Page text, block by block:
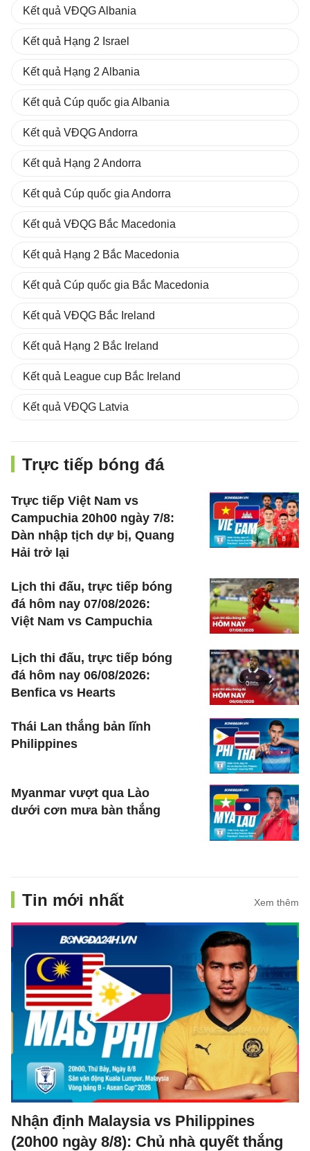
Kết quả VĐQG Albania
Kết quả Hạng 2 Israel
Kết quả Hạng 2 Albania
Kết quả Cúp quốc gia Albania
Kết quả VĐQG Andorra
Kết quả Hạng 2 Andorra
Kết quả Cúp quốc gia Andorra
Kết quả VĐQG Bắc Macedonia
Kết quả Hạng 2 Bắc Macedonia
Kết quả Cúp quốc gia Bắc Macedonia
Kết quả VĐQG Bắc Ireland
Kết quả Hạng 2 Bắc Ireland
Kết quả League cup Bắc Ireland
Kết quả VĐQG Latvia
Trực tiếp bóng đá
Trực tiếp Việt Nam vs
Campuchia 20h00 ngày 7/8:
Dàn nhập tịch dự bị, Quang
Hải trở lại
Lịch thi đấu, trực tiếp bóng
đá hôm nay 07/08/2026:
Việt Nam vs Campuchia
Lịch thi đấu, trực tiếp bóng
đá hôm nay 06/08/2026:
Benfica vs Hearts
Thái Lan thắng bản lĩnh
Philippines
Myanmar vượt qua Lào
dưới cơn mưa bàn thắng
Tin mới nhất Xem thêm
Nhận định Malaysia vs Philippines
(20h00 ngày 8/8): Chủ nhà quyết thắng